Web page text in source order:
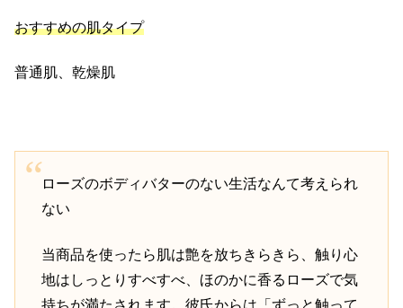
おすすめの肌タイプ
普通肌、乾燥肌
ローズのボディバターのない生活なんて考えられ
ない
当商品を使ったら肌は艶を放ちきらきら、触り心
地はしっとりすべすべ、ほのかに香るローズで気
持ちが満たされます。彼氏からは「ずっと触って